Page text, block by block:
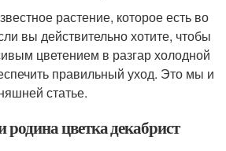
растение, которое есть во
вы действительно хотите, чтобы
цветением в разгар холодной
правильный уход. Это мы и
статье.
цветка декабрист